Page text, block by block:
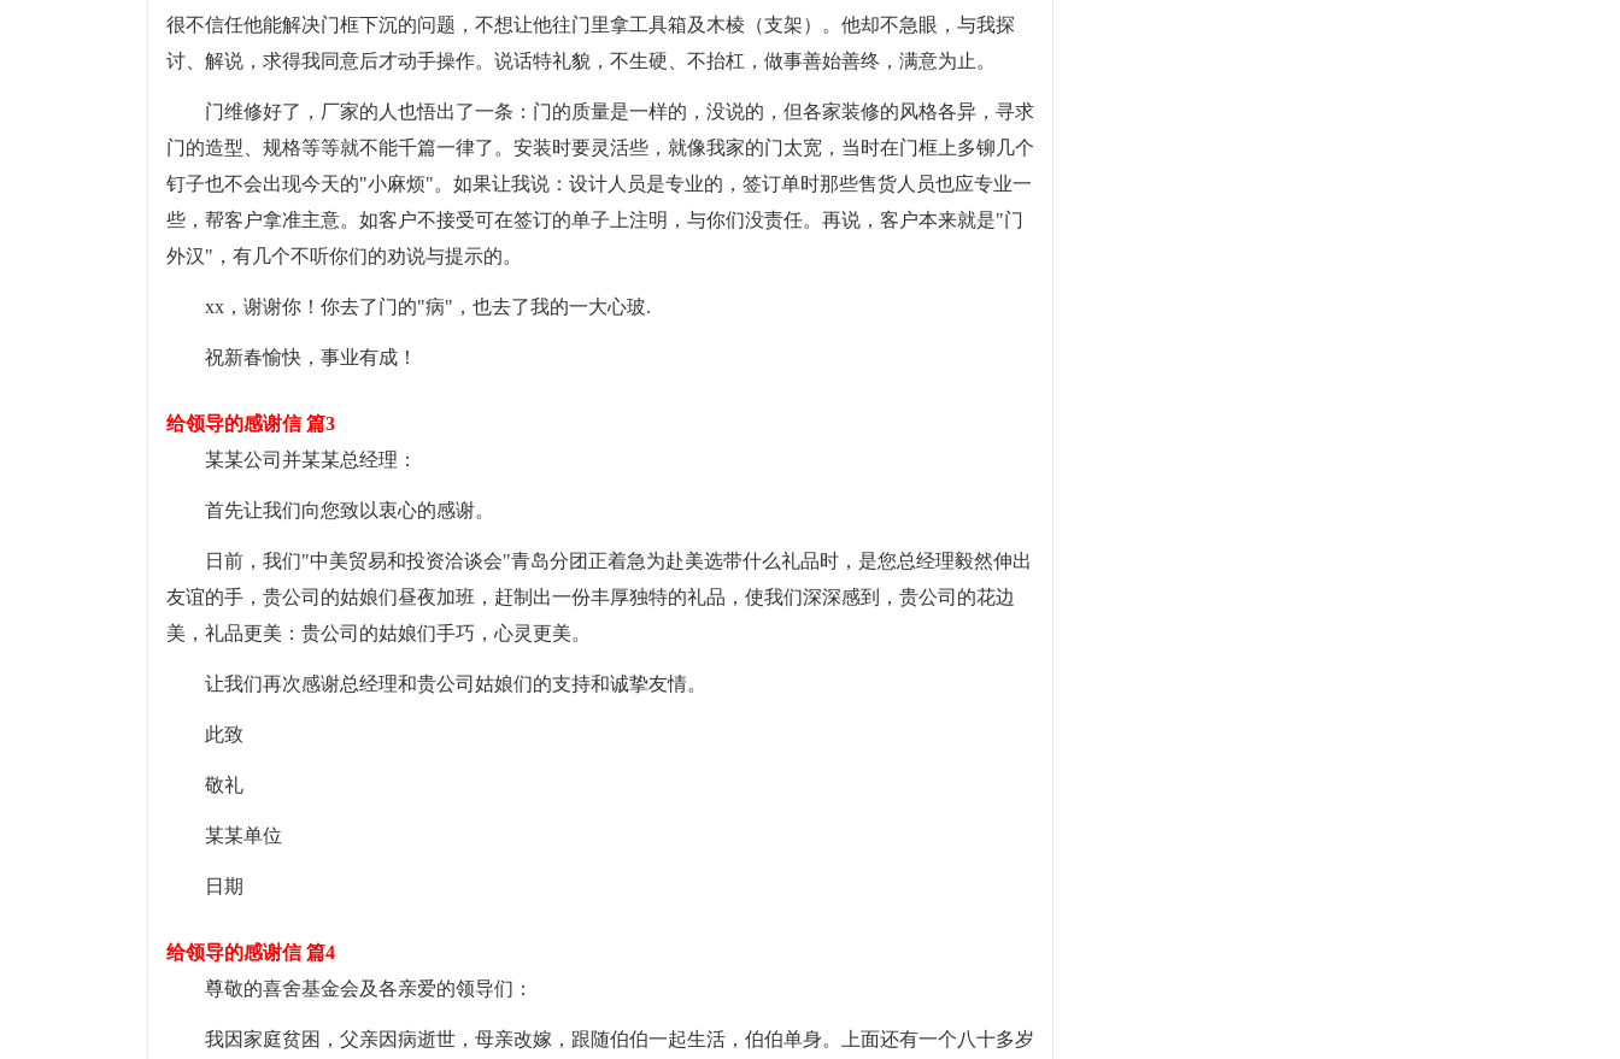
很不信任他能解决门框下沉的问题，不想让他往门里拿工具箱及木棱（支架）。他却不急眼，与我探
讨、解说，求得我同意后才动手操作。说话特礼貌，不生硬、不抬杠，做事善始善终，满意为止。
门维修好了，厂家的人也悟出了一条：门的质量是一样的，没说的，但各家装修的风格各异，寻求
门的造型、规格等等就不能千篇一律了。安装时要灵活些，就像我家的门太宽，当时在门框上多铆几个
钉子也不会出现今天的"小麻烦"。如果让我说：设计人员是专业的，签订单时那些售货人员也应专业一
些，帮客户拿准主意。如客户不接受可在签订的单子上注明，与你们没责任。再说，客户本来就是"门
外汉"，有几个不听你们的劝说与提示的。
xx，谢谢你！你去了门的"病"，也去了我的一大心玻.
祝新春愉快，事业有成！
给领导的感谢信 篇3
某某公司并某某总经理：
首先让我们向您致以衷心的感谢。
日前，我们"中美贸易和投资洽谈会"青岛分团正着急为赴美选带什么礼品时，是您总经理毅然伸出
友谊的手，贵公司的姑娘们昼夜加班，赶制出一份丰厚独特的礼品，使我们深深感到，贵公司的花边
美，礼品更美：贵公司的姑娘们手巧，心灵更美。
让我们再次感谢总经理和贵公司姑娘们的支持和诚挚友情。
此致
敬礼
某某单位
日期
给领导的感谢信 篇4
尊敬的喜舍基金会及各亲爱的领导们：
我因家庭贫困，父亲因病逝世，母亲改嫁，跟随伯伯一起生活，伯伯单身。上面还有一个八十多岁